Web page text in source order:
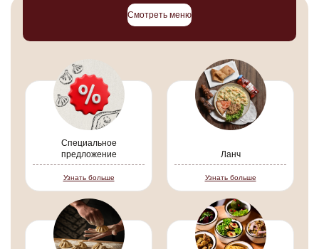
Смотреть меню
Специальное
предложение
Узнать больше
Ланч
Узнать больше